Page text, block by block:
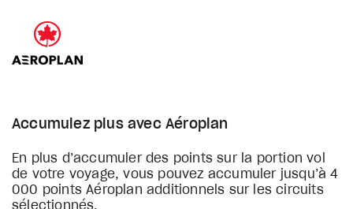
Accumulez plus avec Aéroplan
En plus d’accumuler des points sur la portion vol
de votre voyage, vous pouvez accumuler jusqu’à 4
000 points Aéroplan additionnels sur les circuits
sélectionnés.